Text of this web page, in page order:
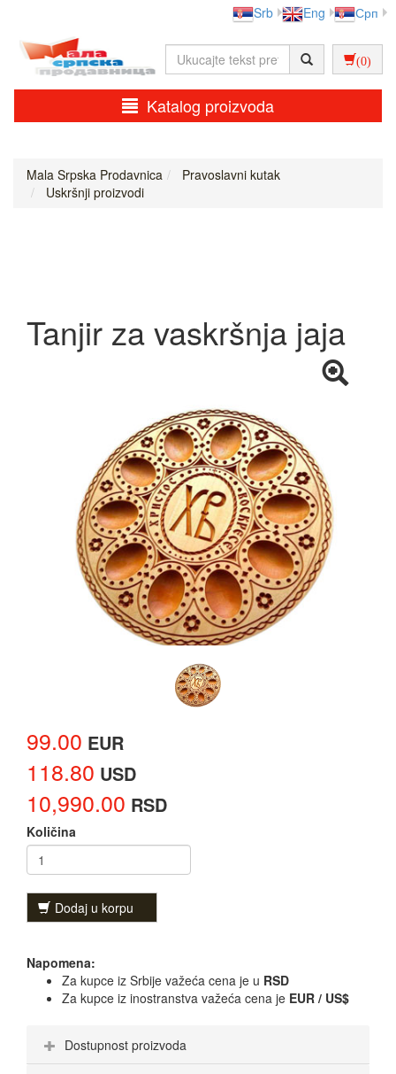
Srb Eng Срп
(0)
Katalog proizvoda
Mala Srpska Prodavnica
Pravoslavni kutak
Uskršnji proizvodi
Tanjir za vaskršnja jaja
99.00 EUR
118.80 USD
10,990.00 RSD
Količina
Dodaj u korpu
Napomena:
Za kupce iz Srbije važeća cena je u RSD
Za kupce iz inostranstva važeća cena je EUR / US$
Dostupnost proizvoda